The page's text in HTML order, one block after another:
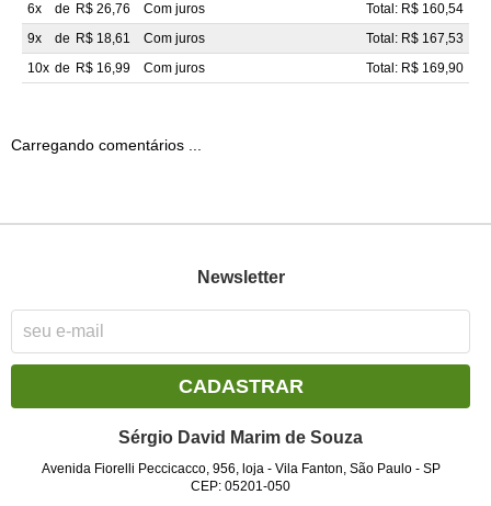
6x
de R$ 26,76 Com juros
Total: R$ 160,54
9x
de R$ 18,61 Com juros
Total: R$ 167,53
10x de R$ 16,99 Com juros Total: R$ 169,90
Carregando comentários ...
Newsletter
CADASTRAR
Sérgio David Marim de Souza
Avenida Fiorelli Peccicacco, 956, loja - Vila Fanton, São Paulo- SP
CEP: 05201-050